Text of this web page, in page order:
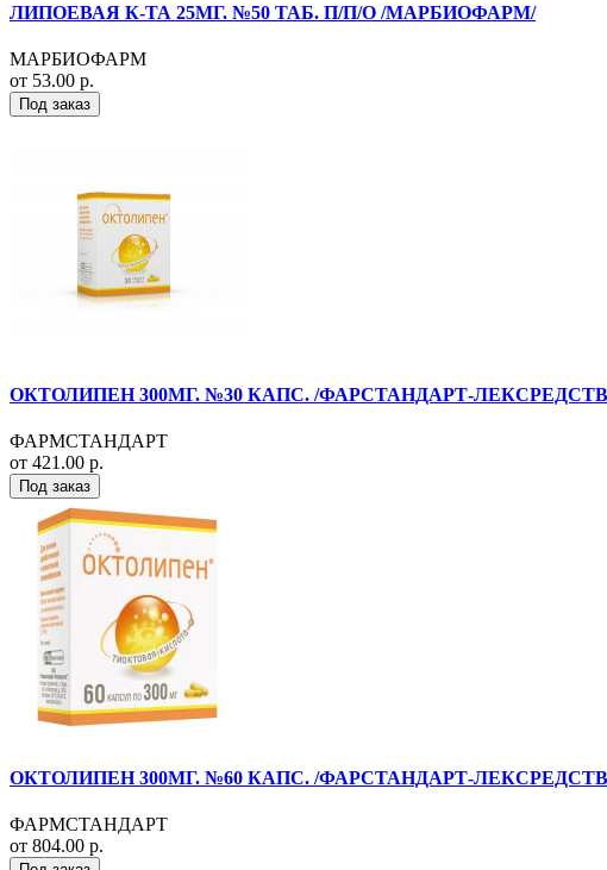
ЛИПОЕВАЯ К-ТА 25МГ. №50 ТАБ. П/П/О /МАРБИОФАРМ/
МАРБИОФАРМ
от 53.00 р.
Под заказ
ОКТОЛИПЕН 300МГ. №30 КАПС. /ФАРСТАНДАРТ-
ФАРМСТАНДАРТ
от 421.00 р.
Под заказ
ОКТОЛИПЕН 300МГ. №60 КАПС. /ФАРСТАНДАРТ-
ФАРМСТАНДАРТ
от 804.00 р.